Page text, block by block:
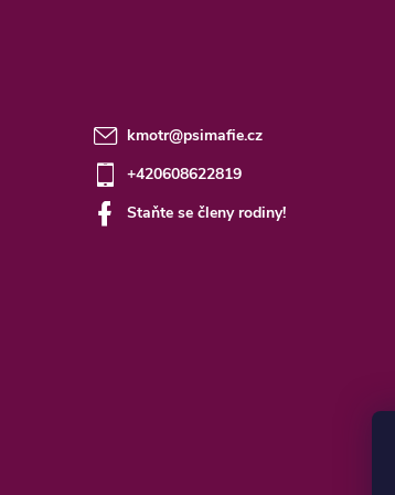
kmotr@psimafie.cz
+420608622819
Staňte se členy rodiny!